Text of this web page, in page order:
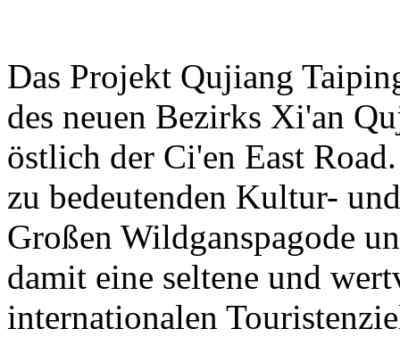
Das Projekt Qujiang
des neuen Bezirks Xi'an
östlich der Ci'en East
zu bedeutenden Kultur-
Großen Wildganspagode
damit eine seltene und
internationalen